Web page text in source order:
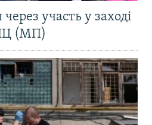
участь у заході
(МП)